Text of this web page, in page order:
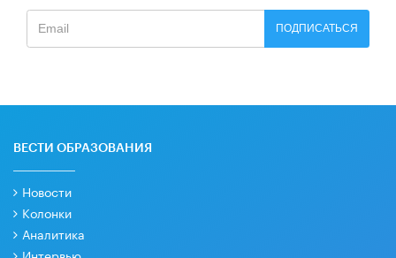
ПОДПИСАТЬСЯ
ВЕСТИ ОБРАЗОВАНИЯ
Новости
Колонки
Аналитика
Интервью